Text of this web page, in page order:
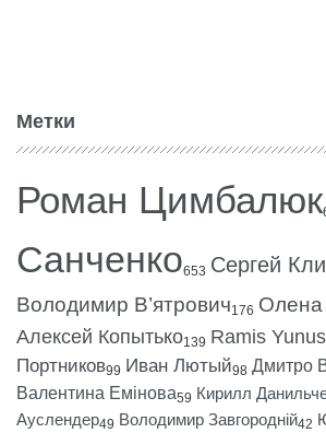
Метки
Роман Цимбалюк
Санченко653 Сергей
Володимир В’ятрович176 Олена
Алексей Копытько139 Ramis Yunus
Портников99 Иван Лютый98 Дмитро
Валентина Емінова59 Кирилл
Ауслендер49 Володимир Завгородній42